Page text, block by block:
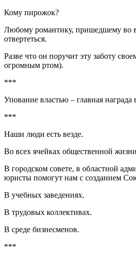
Кому пирожок?
Любому романтику, пришедшему во
отвертеться.
Разве что он поручит эту заботу
огромным ртом).
***
Упование властью – главная награда
***
Наши люди есть везде.
Во всех ячейках общественной
В городском совете, в областной
юристы помогут нам с созданием
В учебных заведениях.
В трудовых коллективах.
В среде бизнесменов.
***